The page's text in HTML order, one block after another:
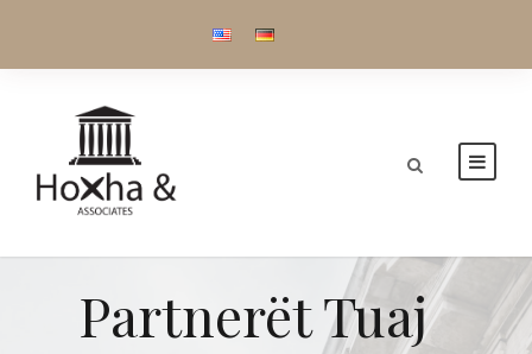
Partnerët Tuaj